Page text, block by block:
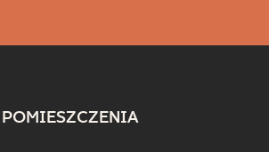
POMIESZCZENIA